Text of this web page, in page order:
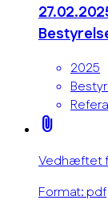
2025
attach_file
Vedhæftet
Format: pdf